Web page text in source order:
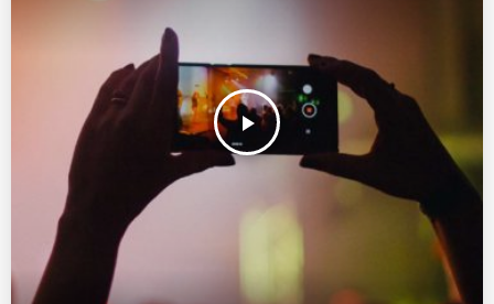
play_arrow